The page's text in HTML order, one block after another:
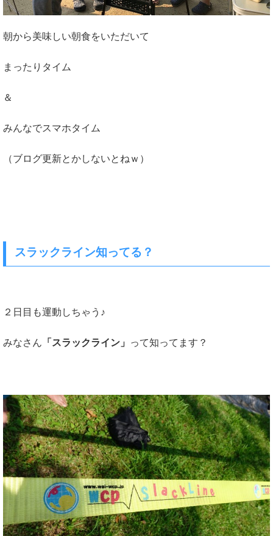
朝から美味しい朝食をいただいて
まったりタイム
＆
みんなでスマホタイム
（ブログ更新とかしないとねｗ）
スラックライン知ってる？
２日目も運動しちゃう♪
みなさん 「スラックライン」 って知ってます？